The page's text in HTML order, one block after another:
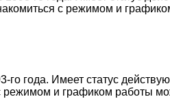
с режимом и
года. Имеет статус
режимом и графиком работы